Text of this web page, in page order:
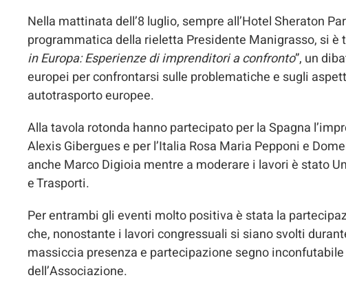
Nella mattinata dell’8 luglio, sempre all’Hotel Sheraton
programmatica della rieletta Presidente Manigrasso, si è
in Europa: Esperienze di imprenditori a confronto”, un
europei per confrontarsi sulle problematiche e sugli
autotrasporto europee.
Alla tavola rotonda hanno partecipato per la Spagna
Alexis Gibergues e per l’Italia Rosa Maria Pepponi e
anche Marco Digioia mentre a moderare i lavori è stato
e Trasporti.
Per entrambi gli eventi molto positiva è stata la
che, nonostante i lavori congressuali si siano svolti
massiccia presenza e partecipazione segno
dell’Associazione.